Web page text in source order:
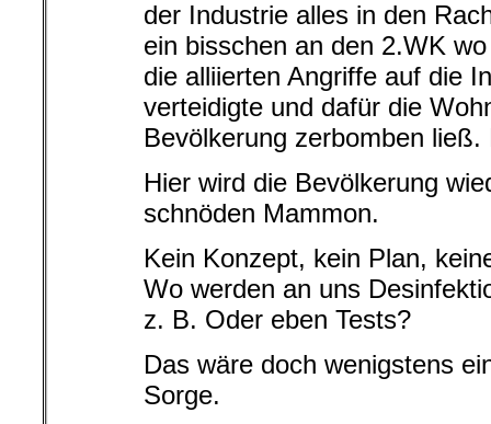
der Industrie alles in den
ein bisschen an den 2.WK
die alliierten Angriffe auf die
verteidigte und dafür die
Bevölkerung zerbomben
Hier wird die Bevölkerung
schnöden Mammon.
Kein Konzept, kein Plan,
Wo werden an uns
z. B. Oder eben Tests?
Das wäre doch wenigstens
Sorge.